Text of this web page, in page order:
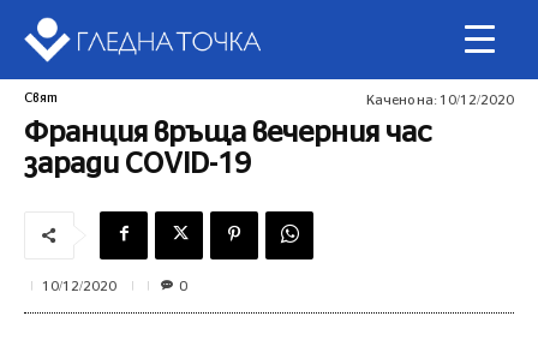
Свят Качено на: 10/12/2020
Франция връща вечерния час
заради COVID-19
10/12/2020 0